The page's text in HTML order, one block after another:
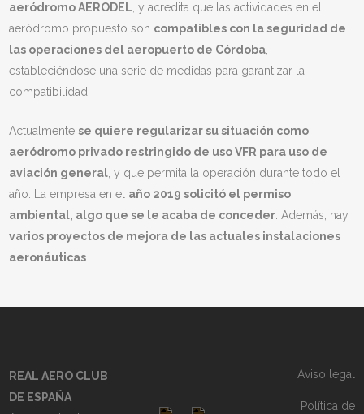
aeródromo AERODEL , y acredita que las actividades en el
aeródromo propuesto son compatibles con la seguridad de
las operaciones del aeropuerto de Córdoba
estableciéndose una serie de medidas para garantizar la
compatibilidad.
Actualmentese quiere regularizar su situación como
aeródromo privado restringido de uso VFR para uso de
aviación general , y que permita la operación durante todo el
año. La empresa en el año 2019 solicitó el permiso
ambiental, algo que se le acaba de conceder . Además, hay
varios proyectos de mejora de las actuales instalaciones
aeronáuticas
REAL AERO CLUB
DE ESPAÑA
Aviso legal
Política de